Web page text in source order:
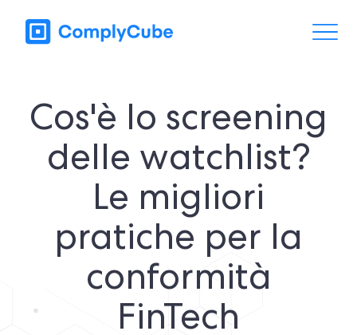
Cos'è lo screening
delle watchlist?
Le migliori
pratiche per la
conformità
FinTech